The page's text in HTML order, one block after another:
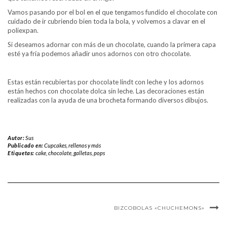
Vamos pasando por el bol en el que tengamos fundido el chocolate con
cuidado de ir cubriendo bien toda la bola, y volvemos a clavar en el
poliexpan.
Si deseamos adornar con más de un chocolate, cuando la primera capa
esté ya fría podemos añadir unos adornos con otro chocolate.
Estas están recubiertas por chocolate lindt con leche y los adornos
están hechos con chocolate dolca sin leche. Las decoraciones están
realizadas con la ayuda de una brocheta formando diversos dibujos.
Autor:Sus
Publicado en:Cupcakes, rellenos y más
Etiquetas: cake, chocolate, galletas, pops
BIZCOBOLAS «CHUCHEMONS»